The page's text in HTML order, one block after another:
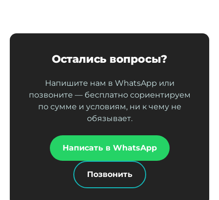
Остались вопросы?
Напишите нам в WhatsApp или
позвоните — бесплатно сориентируем
по сумме и условиям, ни к чему не
обязывает.
Написать в WhatsApp
Позвонить